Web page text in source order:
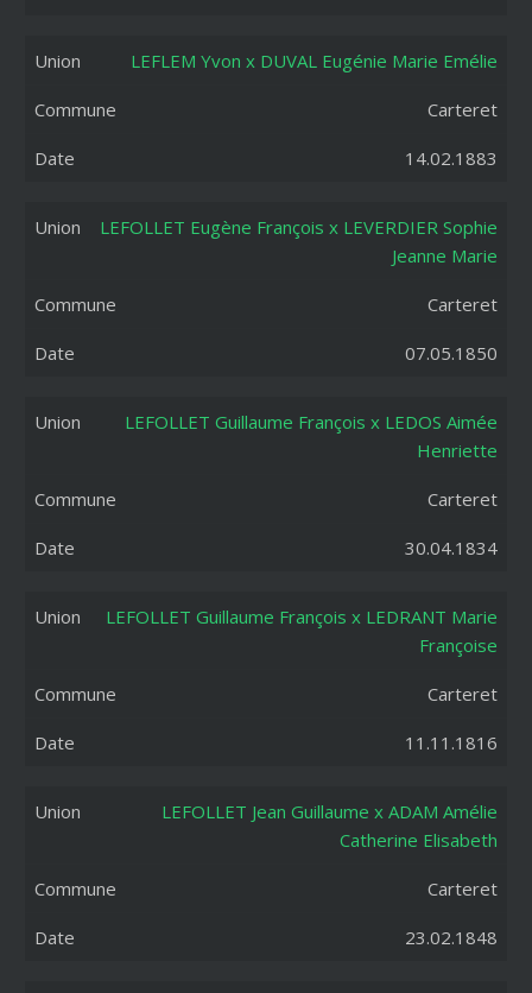
LEFLEM Yvon x DUVAL Eugénie Marie Emélie
Carteret
14.02.1883
LEFOLLET Eugène François x LEVERDIER Sophie
Jeanne Marie
Carteret
07.05.1850
LEFOLLET Guillaume François x LEDOS Aimée
Henriette
Carteret
30.04.1834
LEFOLLET Guillaume François x LEDRANT Marie
Françoise
Carteret
11.11.1816
LEFOLLET Jean Guillaume x ADAM Amélie
Catherine Elisabeth
Carteret
23.02.1848